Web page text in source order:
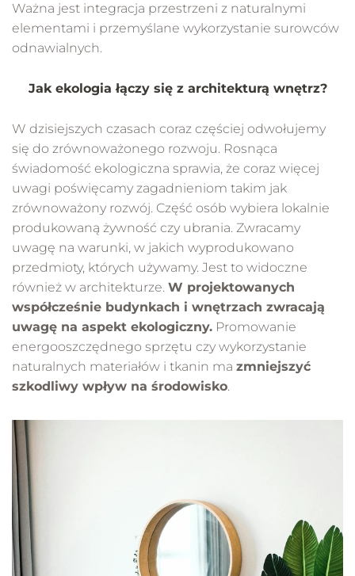
Ważna jest integracja przestrzeni z naturalnymi
elementami i przemyślane wykorzystanie surowców
odnawialnych.
Jak ekologia łączy się z architekturą wnętrz?
W dzisiejszych czasach coraz częściej odwołujemy
się do zrównoważonego rozwoju. Rosnąca
świadomość ekologiczna sprawia, że coraz więcej
uwagi poświęcamy zagadnieniom takim jak
zrównoważony rozwój. Część osób wybiera lokalnie
produkowaną żywność czy ubrania. Zwracamy
uwagę na warunki, w jakich wyprodukowano
przedmioty, których używamy. Jest to widoczne
również w architekturze. W projektowanych
współcześnie budynkach i wnętrzach zwracają
uwagę na aspekt ekologiczny. Promowanie
energooszczędnego sprzętu czy wykorzystanie
naturalnych materiałów i tkanin ma zmniejszyć
szkodliwy wpływ na środowisko.